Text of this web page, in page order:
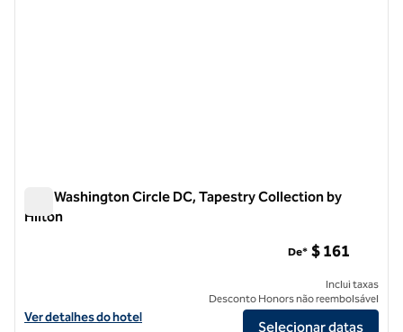
One Washington Circle DC, Tapestry Collection by
Hilton
Exibir detalhes do hotel One Washington Circle DC, Tapestry
Ver detalhes do hotel
De* $ 161
Inclui taxas
Desconto Honors não reembolsável
Selecionar datas